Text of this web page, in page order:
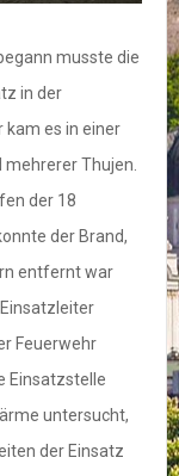
musste die
in der
kam es in einer
mehrerer Thujen.
der 18
der Brand,
entfernt war
Feuerwehr
Einsatzstelle
untersucht,
der Einsatz